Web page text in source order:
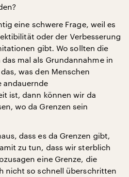
eine schwere Frage, weil es
oder der Verbesserung
gibt. Wo sollten die
mal als Grundannahme in
was den Menschen
andauernde
ist, dann können wir da
wo da Grenzen sein
dass es da Grenzen gibt,
zu tun, dass wir sterblich
eine Grenze, die
nicht so schnell überschritten